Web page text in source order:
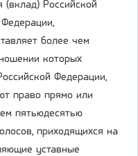
(вклад) Российской
более чем
которых
Федерации,
право прямо или
пятьюдесятью
приходящихся на
уставные